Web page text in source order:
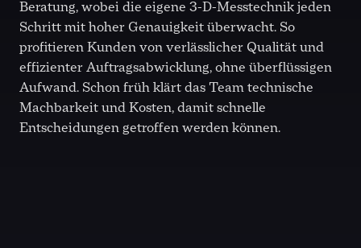
Beratung, wobei die eigene 3-D-Messtechnik jeden
Schritt mit hoher Genauigkeit überwacht. So
profitieren Kunden von verlässlicher Qualität und
effizienter Auftragsabwicklung, ohne überflüssigen
Aufwand. Schon früh klärt das Team technische
Machbarkeit und Kosten, damit schnelle
Entscheidungen getroffen werden können.